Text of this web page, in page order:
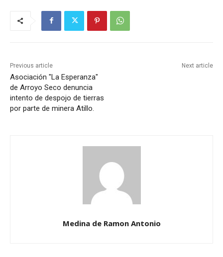
Previous article
Asociación "La Esperanza"
de Arroyo Seco denuncia
intento de despojo de tierras
por parte de minera Atillo.
Next article
Medina de Ramon Antonio